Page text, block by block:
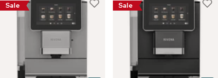
Sale Sale